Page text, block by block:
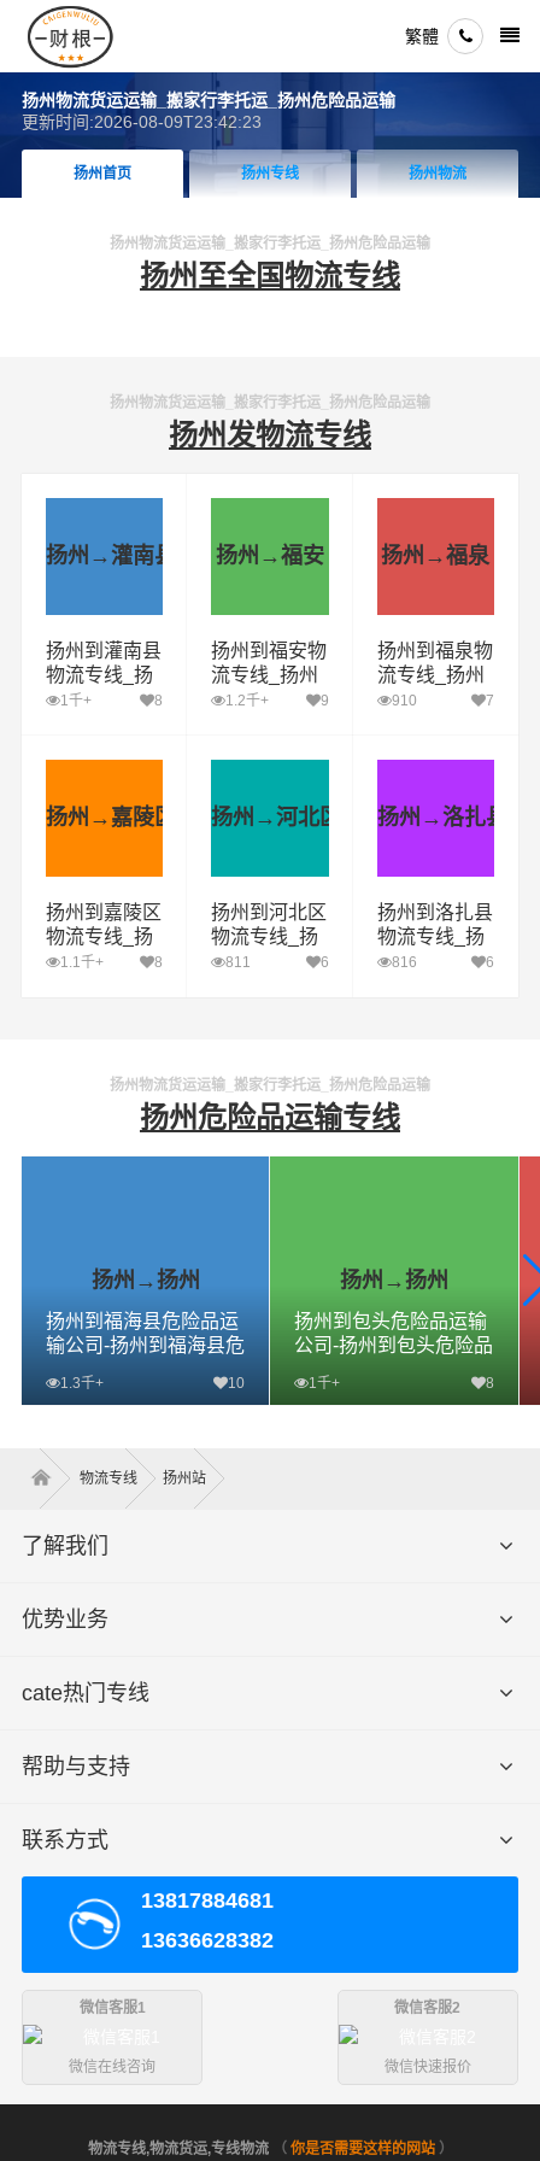
繁體
扬州物流货运运输_搬家行李托运_扬州危险品运输
更新时间:2026-08-09T23:42:23
扬州首页 扬州专线 扬州物流
扬州物流货运运输_搬家行李托运_扬州危险品运输
扬州至全国物流专线
扬州物流货运运输_搬家行李托运_扬州危险品运输
扬州发物流专线
扬州→灌南县
扬州到灌南县
物流专线_扬
州到灌南县货
1千+ 8
扬州→福安
扬州到福安物
流专线_扬州
到福安货运公
1.2千+ 9
扬州→福泉
扬州到福泉物
流专线_扬州
到福泉货运公
910 7
扬州→嘉陵区
扬州到嘉陵区
物流专线_扬
州到嘉陵区货
1.1千+ 8
扬州→河北区
扬州到河北区
物流专线_扬
州到河北区货
811 6
扬州→洛扎县
扬州到洛扎县
物流专线_扬
州到洛扎县货
816 6
扬州物流货运运输_搬家行李托运_扬州危险品运输
扬州危险品运输专线
扬州→扬州
扬州到福海县危险品运
输公司-扬州到福海县危
海县危险品专线
1.3千+ 10
扬州→扬州
扬州到包头危险品运输
公司-扬州到包头危险品
险品专线
1千+ 8
物流专线 扬州站
了解我们
优势业务
cate热门专线
帮助与支持
联系方式
13817884681
13636628382
微信客服1
微信在线咨询
微信客服2
微信快速报价
物流专线,物流货运,专线物流（ 你是否需要这样的网站）